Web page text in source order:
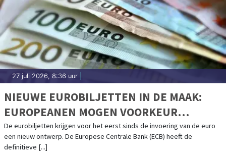
27 juli 2026, 8:36 uur
NIEUWE EUROBILJETTEN IN DE MAAK:
EUROPEANEN MOGEN VOORKEUR
AANGEVEN
De eurobiljetten krijgen voor het eerst sinds de invoering van de euro
een nieuw ontwerp. De Europese Centrale Bank (ECB) heeft de
definitieve [...]